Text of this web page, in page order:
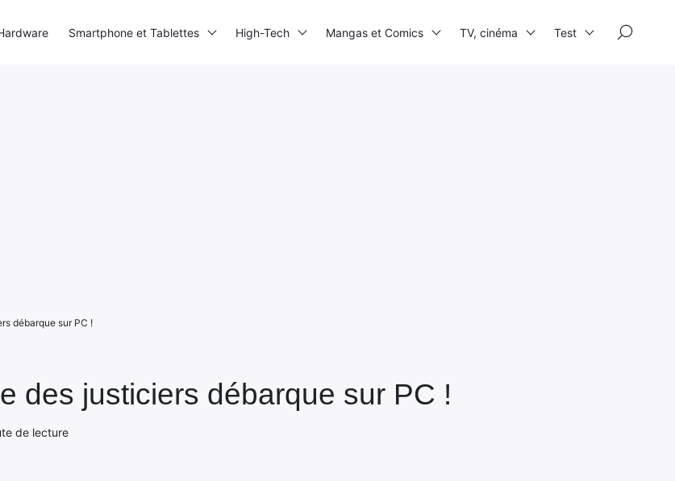
des justiciers débarque sur PC !
de lecture
débarque sur PC !
Smartphone et Tablettes High-Tech Mangas et Comics TV, cinéma Test